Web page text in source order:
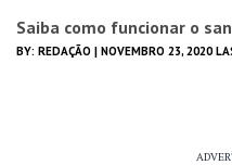
Saiba como funcionar o
BY: REDAÇÃO | NOVEMBRO 23, 2020